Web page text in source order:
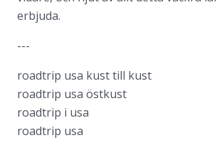
erbjuda.
---
roadtrip usa kust till kust
roadtrip usa östkust
roadtrip i usa
roadtrip usa